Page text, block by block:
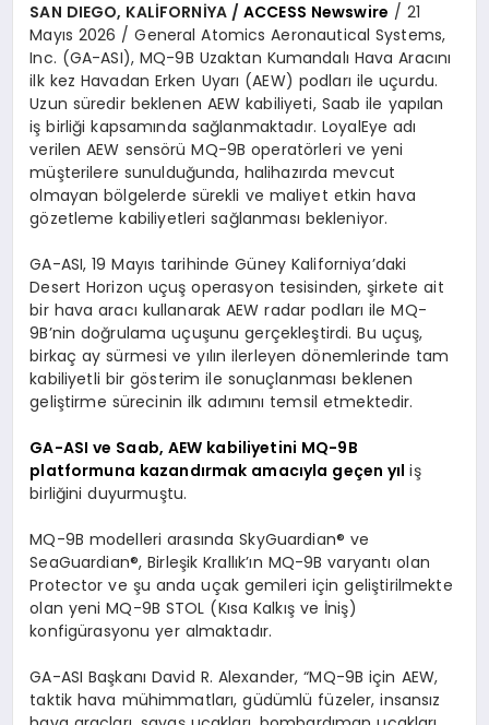
SAN DIEGO, KALİFORNİYA / ACCESS Newswire / 21
Mayıs 2026 / General Atomics Aeronautical Systems,
Inc. (GA-ASI), MQ-9B Uzaktan Kumandalı Hava Aracını
ilk kez Havadan Erken Uyarı (AEW) podları ile uçurdu.
Uzun süredir beklenen AEW kabiliyeti, Saab ile yapılan
iş birliği kapsamında sağlanmaktadır. LoyalEye adı
verilen AEW sensörü MQ-9B operatörleri ve yeni
müşterilere sunulduğunda, halihazırda mevcut
olmayan bölgelerde sürekli ve maliyet etkin hava
gözetleme kabiliyetleri sağlanması bekleniyor.
GA-ASI, 19 Mayıs tarihinde Güney Kaliforniya’daki
Desert Horizon uçuş operasyon tesisinden, şirkete ait
bir hava aracı kullanarak AEW radar podları ile MQ-
9B’nin doğrulama uçuşunu gerçekleştirdi. Bu uçuş,
birkaç ay sürmesi ve yılın ilerleyen dönemlerinde tam
kabiliyetli bir gösterim ile sonuçlanması beklenen
geliştirme sürecinin ilk adımını temsil etmektedir.
GA-ASI ve Saab, AEW kabiliyetini MQ-9B
platformuna kazandırmak amacıyla geçen yıliş
birliğini duyurmuştu.
MQ-9B modelleri arasında SkyGuardian® ve
SeaGuardian®, Birleşik Krallık’ın MQ-9B varyantı olan
Protector ve şu anda uçak gemileri için geliştirilmekte
olan yeni MQ-9B STOL (Kısa Kalkış ve İniş)
konfigürasyonu yer almaktadır.
GA-ASI Başkanı David R. Alexander, “MQ-9B için AEW,
taktik hava mühimmatları, güdümlü füzeler, insansız